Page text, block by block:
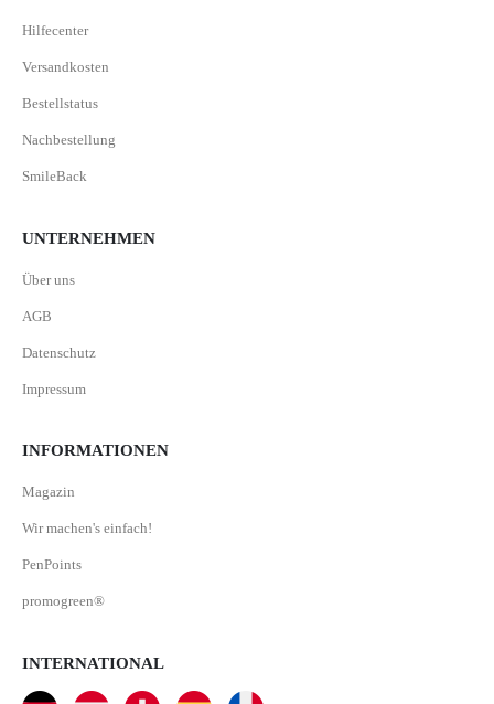
Hilfecenter
Versandkosten
Bestellstatus
Nachbestellung
SmileBack
UNTERNEHMEN
Über uns
AGB
Datenschutz
Impressum
INFORMATIONEN
Magazin
Wir machen's einfach!
PenPoints
promogreen®
INTERNATIONAL